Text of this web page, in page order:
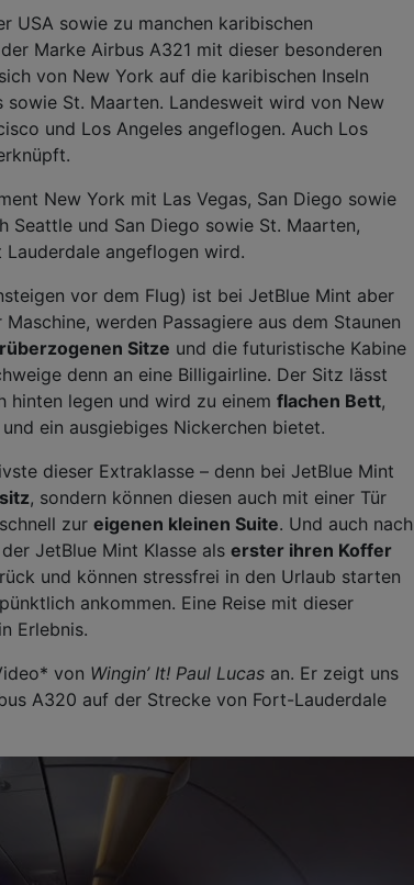
USA sowie zu manchen karibischen
Marke Airbus A321 mit dieser besonderen
von New York auf die karibischen Inseln
sowie St. Maarten. Landesweit wird von New
und Los Angeles angeflogen. Auch Los
New York mit Las Vegas, San Diego sowie
Seattle und San Diego sowie St. Maarten,
angeflogen wird.
vor dem Flug) ist bei JetBlue Mint aber
werden Passagiere aus dem Staunen
Sitze und die futuristische Kabine
denn an eine Billigairline. Der Sitz lässt
hinten legen und wird zu einem flachen Bett,
ein ausgiebiges Nickerchen bietet.
dieser Extraklasse – denn bei JetBlue Mint
, sondern können diesen auch mit einer Tür
zur eigenen kleinen Suite. Und auch nach
JetBlue Mint Klasse als erster ihren Koffer
und können stressfrei in den Urlaub starten
ankommen. Eine Reise mit dieser
Erlebnis.
von Wingin’ It! Paul Lucas an. Er zeigt uns
A320 auf der Strecke von Fort-Lauderdale